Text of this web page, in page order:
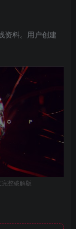
料。用户创建
整破解版